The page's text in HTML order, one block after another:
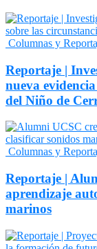
Columnas y
Reportaje |
nueva
del Niño de
Columnas y
Reportaje |
aprendizaje
marinos